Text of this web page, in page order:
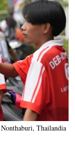
Thailandia